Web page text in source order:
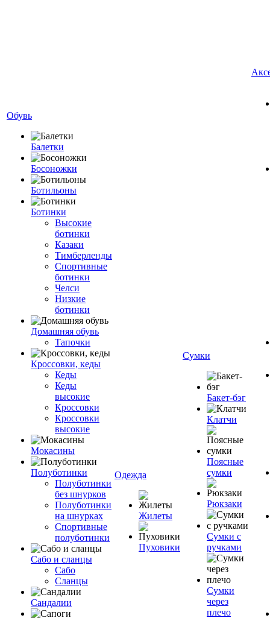
Обувь
Балетки
Босоножки
Ботильоны
Ботинки
Высокие
ботинки
Казаки
Тимберленды
Спортивные
ботинки
Челси
Низкие
ботинки
Домашняя обувь
Тапочки
Кроссовки, кеды
Кеды
Кеды
высокие
Кроссовки
Кроссовки
высокие
Мокасины
Полуботинки
Полуботинки
без шнурков
Полуботинки
на шнурках
Спортивные
полуботинки
Сабо и сланцы
Сабо
Сланцы
Сандалии
Одежда
Жилеты
Пуховики
Сумки
Бакет-бэг
Клатчи
Поясные
сумки
Рюкзаки
Сумки с
ручками
Сумки
через
плечо